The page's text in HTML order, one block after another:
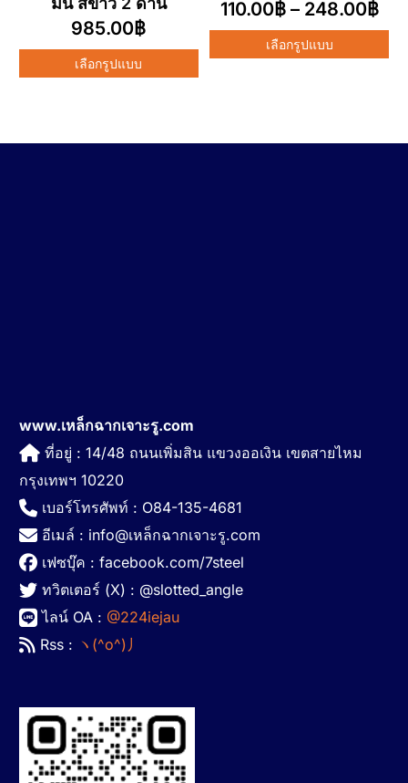
985.00฿
เลือกรูปแบบ
110.00฿ – 248.00฿
เลือกรูปแบบ
www.เหล็กฉากเจาะรู.com
ที่อยู่ : 14/48 ถนนเพิ่มสิน แขวงออเงิน เขตสายไหม
กรุงเทพฯ 10220
เบอร์โทรศัพท์ : O84-135-4681
อีเมล์ : info@เหล็กฉากเจาะรู.com
เฟซบุ๊ค : facebook.com/7steel
ทวิตเตอร์ (X) : @slotted_angle
ไลน์ OA : @224iejau
Rss : ヽ(^o^)丿